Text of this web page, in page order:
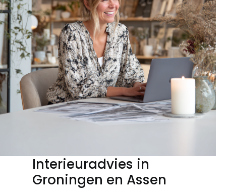
Interieuradvies in
Groningen en Assen